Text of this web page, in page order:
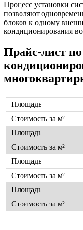
Процесс установки
позволяют
блоков к одному
кондиционирования
Прайс-лист